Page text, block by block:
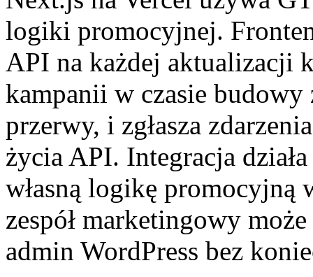
logiki promocyjnej.
API na każdej aktualizacji
kampanii w czasie budowy
przerwy, i zgłasza
życia API. Integracja
własną logikę promocyjną
zespół marketingowy
admin WordPress bez